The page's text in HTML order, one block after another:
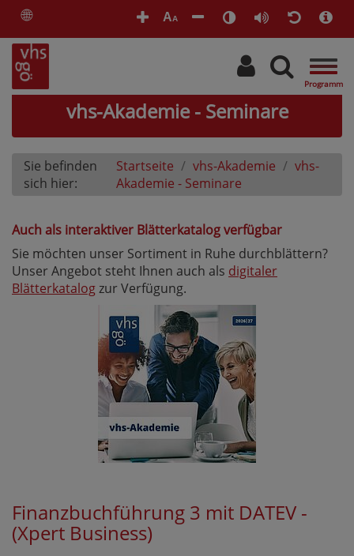
🌐 AA
vhs-Akademie - Seminare
Sie befinden
sich hier:
Startseite vhs-Akademie
vhs-
Akademie - Seminare
Auch als interaktiver Blätterkatalog verfügbar
Sie möchten unser Sortiment in Ruhe durchblättern?
Unser Angebot steht Ihnen auch als digitaler
Blätterkatalogzur Verfügung.
Finanzbuchführung 3 mit DATEV -
(Xpert Business)